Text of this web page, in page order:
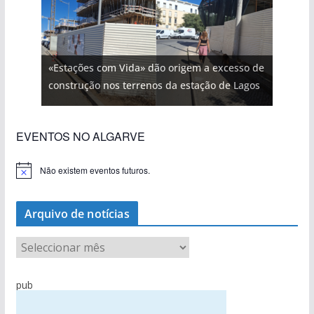
«Estações com Vida» dão origem a excesso de
construção nos terrenos da estação de Lagos
EVENTOS NO ALGARVE
Não existem eventos futuros.
Arquivo de notícias
q
pub